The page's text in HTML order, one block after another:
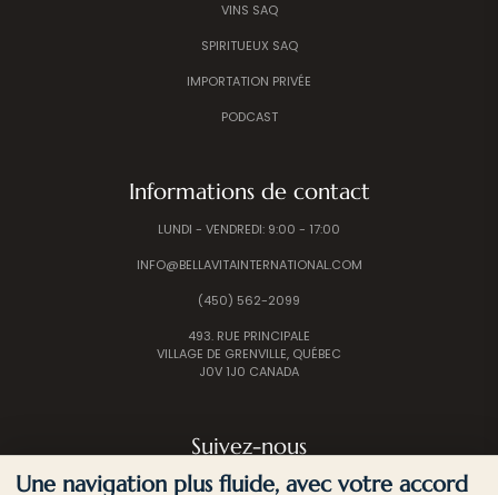
VINS SAQ
SPIRITUEUX SAQ
IMPORTATION PRIVÉE
PODCAST
Informations de contact
LUNDI - VENDREDI: 9:00 - 17:00
INFO@BELLAVITAINTERNATIONAL.COM
(450) 562-2099
493. RUE PRINCIPALE
VILLAGE DE GRENVILLE, QUÉBEC
J0V 1J0 CANADA
Suivez-nous
Une navigation plus fluide, avec votre accord